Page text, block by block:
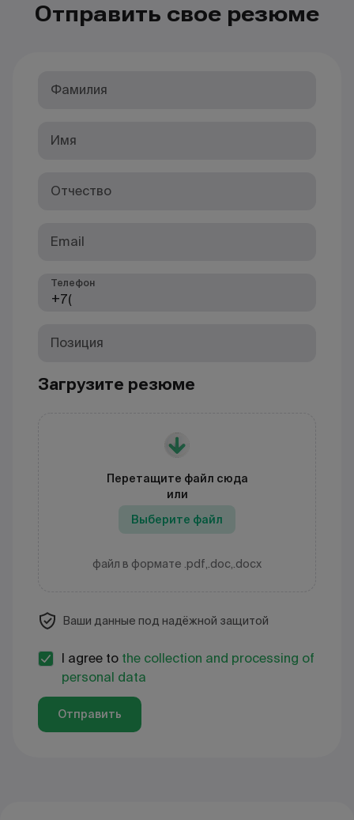
Отправить свое резюме
Фамилия
Имя
Отчество
Email
Телефон
Позиция
Загрузите резюме
Перетащите файл сюда
или
Выберите файл
файл в формате .pdf,.doc,.docx
Ваши данные под надёжной защитой
I agree to the collection and processing of
personal data
Отправить